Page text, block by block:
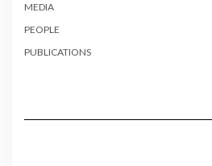
MEDIA
PEOPLE
PUBLICATIONS